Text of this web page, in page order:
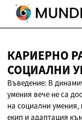
КАРИЕРНО
СОЦИАЛНИ
Въведение: В
умения вече не са
на социални умения,
екип и адаптация